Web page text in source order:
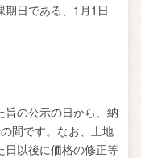
日である、1月1日
の公示の日から、納
間です。なお、土地
日以後に価格の修正等